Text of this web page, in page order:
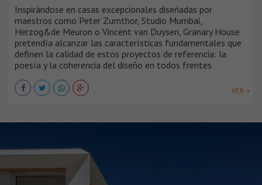
Inspirándose en casas excepcionales diseñadas por
maestros como Peter Zumthor, Studio Mumbai,
Herzog&de Meuron o Vincent van Duysen, Granary House
pretendía alcanzar las características fundamentales que
definen la calidad de estos proyectos de referencia: la
poesía y la coherencia del diseño en todos frentes
VER +